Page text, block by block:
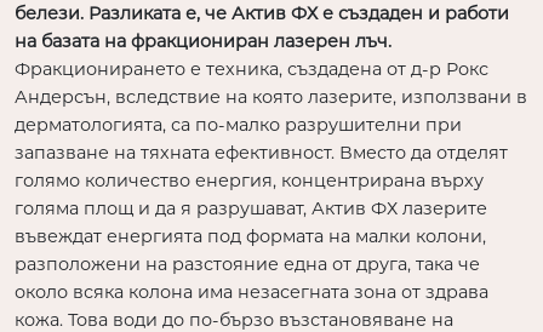
белези. Разликата е, че Актив ФХ е създаден и работи
на базата на фракциониран лазерен лъч.
Фракционирането е техника, създадена от д-р Рокс
Андерсън, вследствие на която лазерите, използвани в
дерматологията, са по-малко разрушителни при
запазване на тяхната ефективност. Вместо да отделят
голямо количество енергия, концентрирана върху
голяма площ и да я разрушават, Актив ФХ лазерите
въвеждат енергията под формата на малки колони,
разположени на разстояние една от друга, така че
около всяка колона има незасегната зона от здрава
кожа. Това води до по-бързо възстановяване на